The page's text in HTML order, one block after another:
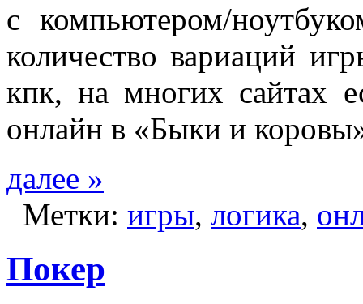
с компьютером/
количество вариаций
кпк, на многих сайтах
онлайн в «Быки и
далее »
Метки: игры, логика,
Покер